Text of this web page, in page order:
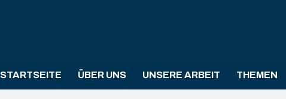
STARTSEITE ÜBER UNS UNSERE ARBEIT THEMEN